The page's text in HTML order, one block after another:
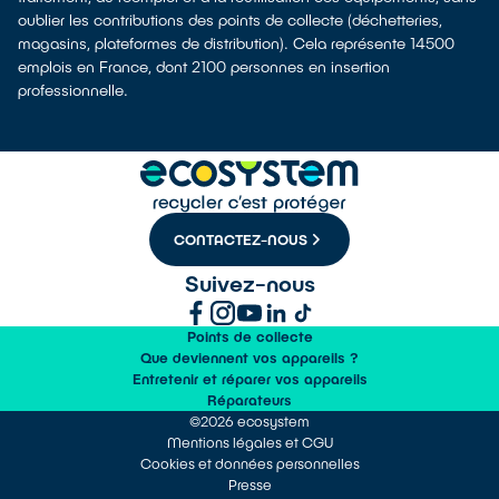
oublier les contributions des points de collecte (déchetteries,
magasins, plateformes de distribution). Cela représente 14500
emplois en France, dont 2100 personnes en insertion
professionnelle.
CONTACTEZ-NOUS
Suivez-nous
Points de collecte
Que deviennent vos appareils ?
Entretenir et réparer vos appareils
Réparateurs
©2026 ecosystem
Mentions légales et CGU
Cookies et données personnelles
Presse